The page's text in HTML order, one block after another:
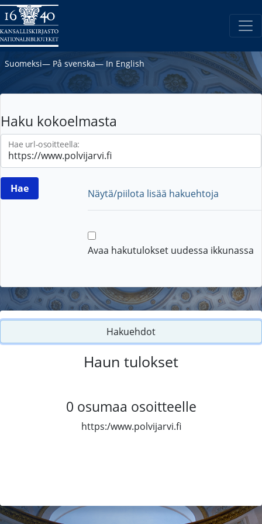
Suomeksi― På svenska― In English
Haku kokoelmasta
Hae url-osoitteella:
Näytä/piilota lisää hakuehtoja
Avaa hakutulokset uudessa ikkunassa
Hakuehdot
Haun tulokset
0 osumaa osoitteelle
https:/www.polvijarvi.fi